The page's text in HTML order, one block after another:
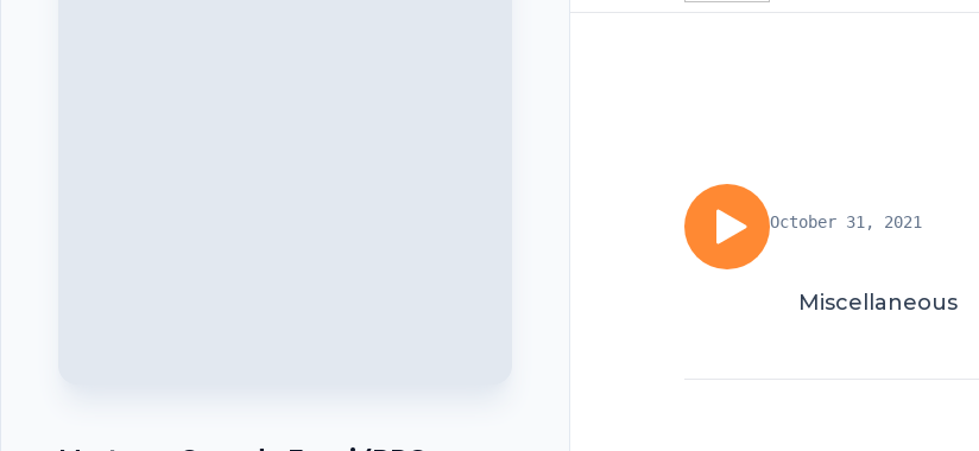
October 31, 2021
Miscellaneous